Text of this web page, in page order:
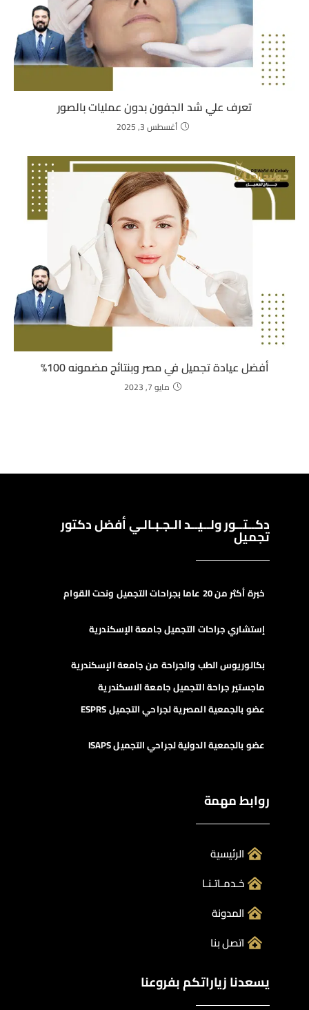
تعرف علي شد الجفون بدون عمليات بالصور
أغسطس 3, 2025
أفضل عيادة تجميل في مصر وبنتائج مضمونه 100%
مايو 7, 2023
دكــتــور ولــيــد الـجـبـالـي أفضل دكتور
تجميل
خبرة أكثر من 20 عاما بجراحات التجميل ونحت القوام
إستشاري جراحات التجميل جامعة الإسكندرية
بكالوريوس الطب والجراحة من جامعة الإسكندرية
ماجستير جراحة التجميل جامعة الاسكندرية
عضو بالجمعية المصرية لجراحي التجميل ESPRS
عضو بالجمعية الدولية لجراحي التجميل ISAPS
روابط مهمة
الرئيسية
خـدمـاتـنـا
المدونة
اتصل بنا
يسعدنا زياراتكم بفروعنا